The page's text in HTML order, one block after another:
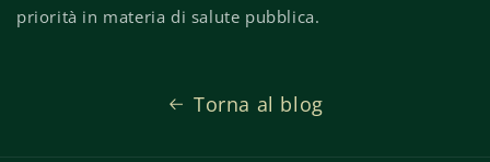
priorità in materia di salute pubblica.
Torna al blog